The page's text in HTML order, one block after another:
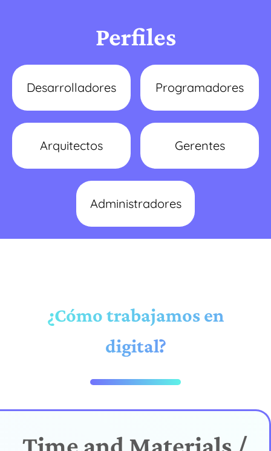
Perfiles
Desarrolladores Programadores
Arquitectos Gerentes
Administradores
¿Cómo trabajamos en
digital?
Time and Materials /